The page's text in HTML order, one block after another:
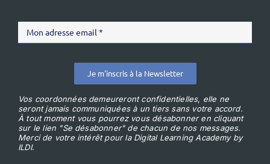
Je m'inscris à la Newsletter
Vos coordonnées demeureront confidentielles, elle ne
seront jamais communiquées à un tiers sans votre accord.
À tout moment vous pourrez vous désabonner en cliquant
sur le lien "Se désabonner" de chacun de nos messages.
Merci de votre intérêt pour la Digital Learning Academy by
ILDI.